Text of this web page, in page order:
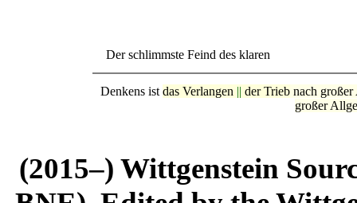
Der schlimmste Feind des klaren
Denkens ist das Verlangen || der Trieb nach
großer
(2015–) Wittgenstein